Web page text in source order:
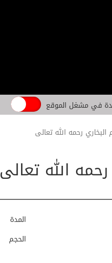
في مشغل الموقع
البخاري رحمه الله تعالى
الله تعالى
المدة
الحجم